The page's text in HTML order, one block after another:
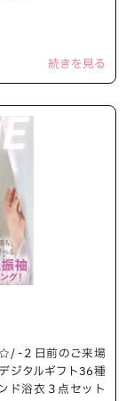
続きを見る
-２日前のご来場
ジタルギフト36種
浴衣３点セット